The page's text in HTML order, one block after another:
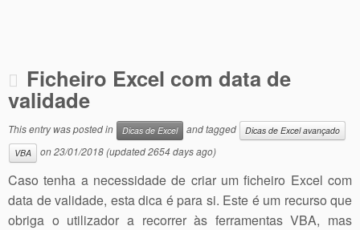
Ficheiro Excel com data de
validade
This entry was posted in Dicas de Excel and tagged
Dicas de Excel avançado
VBA
on23/01/2018(updated 2654 days ago)
Caso tenha a necessidade de criar um ficheiro Excel com
data de validade, esta dica é para si. Este é um recurso que
obriga o utilizador a recorrer às ferramentas VBA, mas